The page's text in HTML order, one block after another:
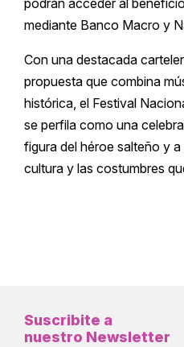
podrán acceder al
mediante Banco Macro y
Con una destacada
propuesta que combina
histórica, el Festival
se perfila como una
figura del héroe salteño y
cultura y las costumbres
Suscribite a
nuestro Newsletter